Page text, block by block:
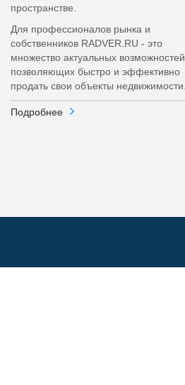
пространстве.
Для профессионалов рынка и
собственников RADVER.RU - это
множество актуальных возможностей,
позволяющих быстро и эффективно
продать свои объекты недвижимости.
Подробнее